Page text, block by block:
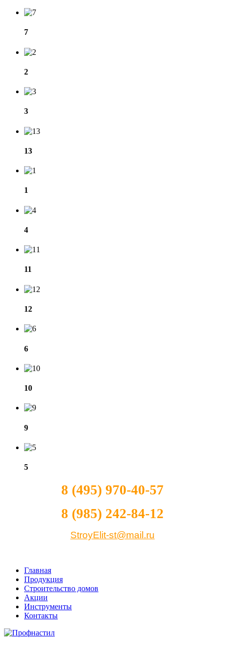
7
2
3
13
1
4
11
12
6
10
9
5
8 (495) 970-40-57
8 (985) 242-84-12
StroyElit-st@mail.ru
Главная
Продукция
Строительство домов
Акции
Инструменты
Контакты